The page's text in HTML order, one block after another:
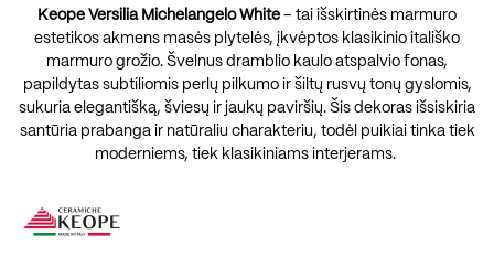
Keope Versilia Michelangelo White – tai išskirtinės marmuro
estetikos akmens masės plytelės, įkvėptos klasikinio itališko
marmuro grožio. Švelnus dramblio kaulo atspalvio fonas,
papildytas subtiliomis perlų pilkumo ir šiltų rusvų tonų gyslomis,
sukuria elegantišką, šviesų ir jaukų paviršių. Šis dekoras išsiskiria
santūria prabanga ir natūraliu charakteriu, todėl puikiai tinka tiek
moderniems, tiek klasikiniams interjerams.